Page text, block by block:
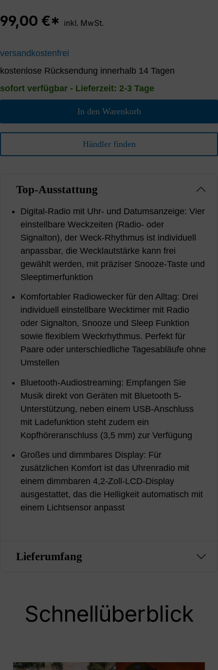
99,00 €* inkl. MwSt.
versandkostenfrei
kostenlose Rücksendung innerhalb 14 Tagen
sofort verfügbar - Lieferzeit: 2-3 Tage
In den Warenkorb
Händler finden
Top-Ausstattung
Digital-Radio mit Uhr- und Datumsanzeige: Vier
einstellbare Weckzeiten (Radio- oder
Signalton), der Weck-Rhythmus ist individuell
anpassbar, die Wecklautstärke kann frei
gewählt werden, mit präziser Snooze-Taste und
Sleeptimerfunktion
Komfortabler Radiowecker für den Alltag: Drei
individuell einstellbare Wecktimer mit Radio
oder Signalton, Snooze und Sleep Funktion
sowie flexiblem Weckrhythmus. Perfekt für
Paare oder unterschiedliche Tagesabläufe ohne
Umstellen
Bluetooth-Audiostreaming: Empfangen Sie
Musik direkt von Geräten mit Bluetooth 5-
Unterstützung, neben einem USB-Anschluss
mit Ladefunktion steht zudem ein
Kopfhöreranschluss (3,5 mm) zur Verfügung
Großes und dimmbares Display: Für
zusätzlichen Komfort ist das Uhrenradio mit
einem dimmbaren 4,2-Zoll-LCD-Display
ausgestattet, das die Helligkeit automatisch mit
einem Lichtsensor anpasst
Lieferumfang
Schnellüberblick